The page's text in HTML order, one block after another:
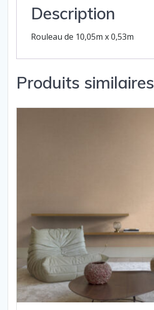
Description
Rouleau de 10,05m x 0,53m
Produits similaires